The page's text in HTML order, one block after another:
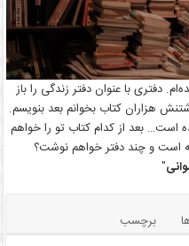
دفتری با عنوان دفتر زندگی را باز
هزاران کتاب بخوانم بعد بنویسم.
بعد از کدام کتاب تو را خواهم
است و چند دفتر خواهم نوشت؟
"
برچسب